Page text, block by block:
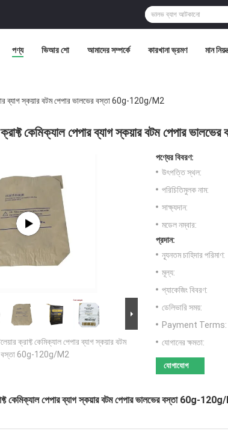
পণ্য ভিআর শো আমাদের সম্পর্কে কারখানা ভ্রমণ মান
ব্যাগ স্কয়ার বটম পেপার ভালভের বস্তা 60g-120g/M2
ক্রাফ্ট কেমিক্যাল পেপার ব্যাগ স্কয়ার বটম পেপার
ক্রাফ্ট কেমিক্যাল পেপার ব্যাগ স্কয়ার বটম
বস্তা 60g-120g/M2
পণ্যের বিবরণ:
উৎপত্তি স্থল:
পরিচিতিমুলক নাম:
সাক্ষ্যদান:
মডেল নম্বার:
প্রদান:
ন্যূনতম চাহিদার পরিমাণ:
মূল্য:
প্যাকেজিং বিবরণ:
ডেলিভারি সময়:
Payment Terms:
যোগানের ক্ষমতা:
যোগাযোগ
কেমিক্যাল পেপার ব্যাগ স্কয়ার বটম পেপার ভালভের বস্তা 60g-